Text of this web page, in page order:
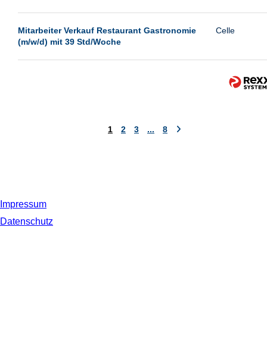
Mitarbeiter Verkauf Restaurant Gastronomie
(m/w/d) mit 39 Std/Woche
Celle
1 2 3 ... 8
Impressum
Datenschutz